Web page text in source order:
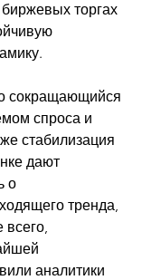
торгах
сокращающийся
спроса и
стабилизация
дают
о
тренда,
всего,
аналитики